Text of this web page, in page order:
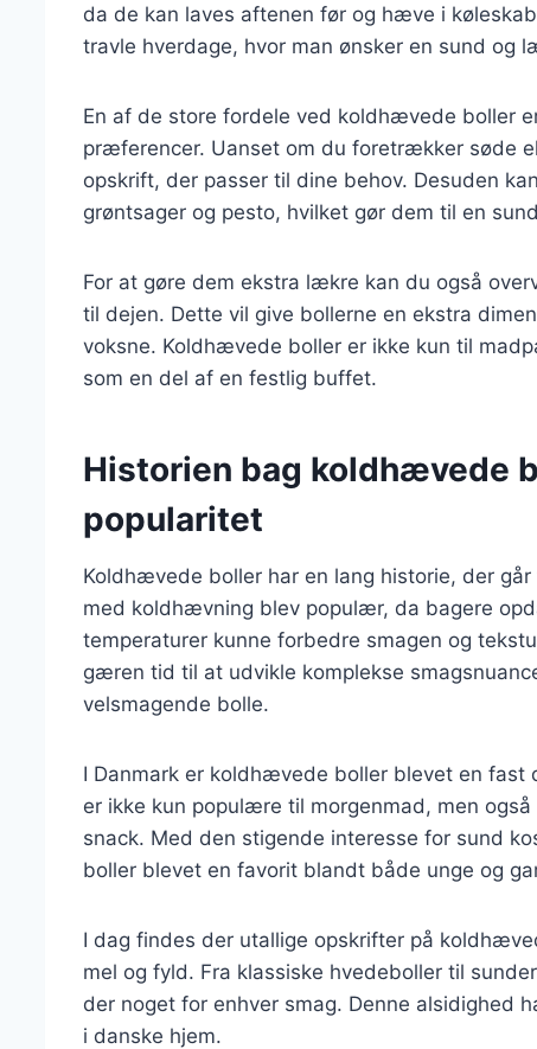
da de kan laves aftenen før og hæve i
travle hverdage, hvor man ønsker en sund og
En af de store fordele ved koldhævede boller
præferencer. Uanset om du foretrækker søde
opskrift, der passer til dine behov. Desuden
grøntsager og pesto, hvilket gør dem til en
For at gøre dem ekstra lækre kan du også
til dejen. Dette vil give bollerne en ekstra
voksne. Koldhævede boller er ikke kun til
som en del af en festlig buffet.
Historien bag koldhævede
popularitet
Koldhævede boller har en lang historie, der
med koldhævning blev populær, da bagere
temperaturer kunne forbedre smagen og
gæren tid til at udvikle komplekse
velsmagende bolle.
I Danmark er koldhævede boller blevet en fast
er ikke kun populære til morgenmad, men
snack. Med den stigende interesse for sund
boller blevet en favorit blandt både unge og
I dag findes der utallige opskrifter på
mel og fyld. Fra klassiske hvedeboller til
der noget for enhver smag. Denne alsidighed
i danske hjem.